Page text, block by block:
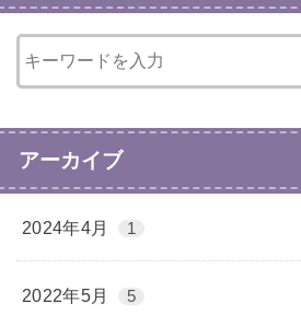
アーカイブ
2024年4月 1
2022年5月 5